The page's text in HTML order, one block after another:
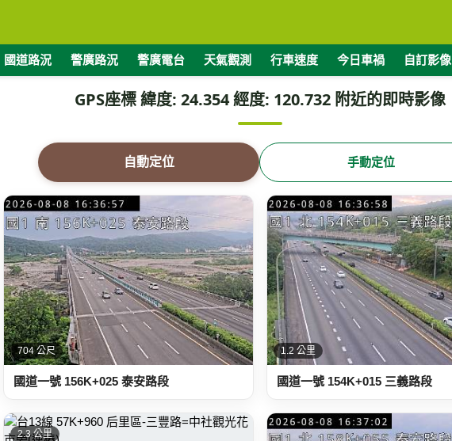
國道路況 警廣路況 警廣電台 天氣觀測 行車速度 今日車禍 自訂影像
GPS座標 緯度: 24.354 經度: 120.732 附近的即時影像
自動定位 手動定位
704 公尺
國道一號 156K+025 泰安路段
1.2 公里
國道一號 154K+015 三義路段
2.3 公里